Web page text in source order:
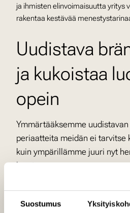
Suostumus
ja ihmisten elinvoimaisuutta yritys
rakentaa kestävää
Uudistava
ja kukoistaa
opein
Ymmärtääksemme
periaatteita meidän ei tarvitse
kuin ympärillämme juuri nyt
luontoa.
ja monimuotoisuus luo vahvan